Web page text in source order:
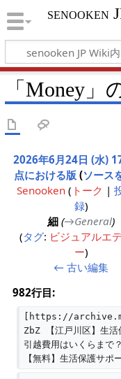
senooken
「Money」
2026年6月24日 (水)
点における版 (ソース
Senooken ( トーク |
録)
細 (→‎General)
タグ: ビジュアルエ
ー
← 古い編集
982行目:
[https://
ZbZ 【江戸川区】生活
引越費用はいくらま
【無料】生活保護サポ